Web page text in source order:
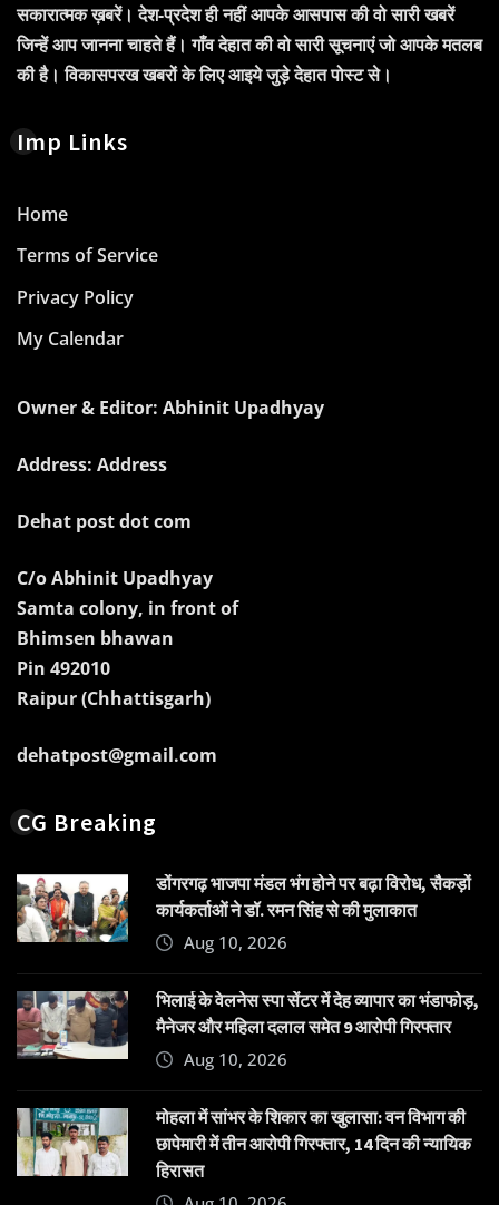
सकारात्मक ख़बरें। देश-प्रदेश ही नहीं आपके आसपास की वो सारी खबरें
जिन्हें आप जानना चाहते हैं। गाँव देहात की वो सारी सूचनाएं जो आपके मतलब
की है। विकासपरख खबरों के लिए आइये जुड़े देहात पोस्ट से।
Imp Links
Home
Terms of Service
Privacy Policy
My Calendar
Owner & Editor: Abhinit Upadhyay
Address: Address
Dehat post dot com
C/o Abhinit Upadhyay
Samta colony, in front of
Bhimsen bhawan
Pin 492010
Raipur (Chhattisgarh)
dehatpost@gmail.com
CG Breaking
डोंगरगढ़ भाजपा मंडल भंग होने पर बढ़ा विरोध, सैकड़ों
कार्यकर्ताओं ने डॉ. रमन सिंह से की मुलाकात
Aug 10, 2026
भिलाई के वेलनेस स्पा सेंटर में देह व्यापार का भंडाफोड़,
मैनेजर और महिला दलाल समेत 9 आरोपी गिरफ्तार
Aug 10, 2026
मोहला में सांभर के शिकार का खुलासा: वन विभाग की
छापेमारी में तीन आरोपी गिरफ्तार, 14 दिन की न्यायिक
हिरासत